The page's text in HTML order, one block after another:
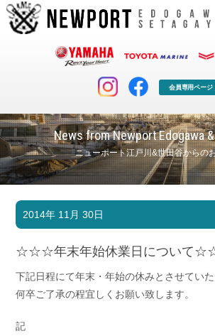
会員専用ページ
News from Newport Edogawa
ニューポート江戸川&世田谷からの
マリンクラブ
マリンライフを堪能したい！
ボート免許
長年の実績と信頼！
店舗情報
2014年 11月 30日
☆☆☆年末年始休業日について
下記日程にて年末・年始の休みとさせていた
何卒ご了承の程宜しくお願い致します。
記